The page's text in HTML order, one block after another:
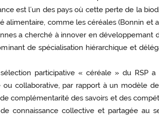
est l’un des pays où cette perte de la
comme les céréales (Bonnin et
a cherché à innover en développemant
de spécialisation hiérarchique et
participative « céréale » du RSP
collaborative, par rapport à un modèle
complémentarité des savoirs et des
connaissance collective et partagée au